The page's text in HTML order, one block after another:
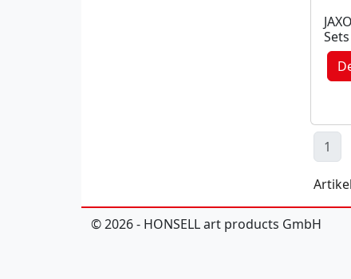
Sets
1
© 2026 - HONSELL art products GmbH